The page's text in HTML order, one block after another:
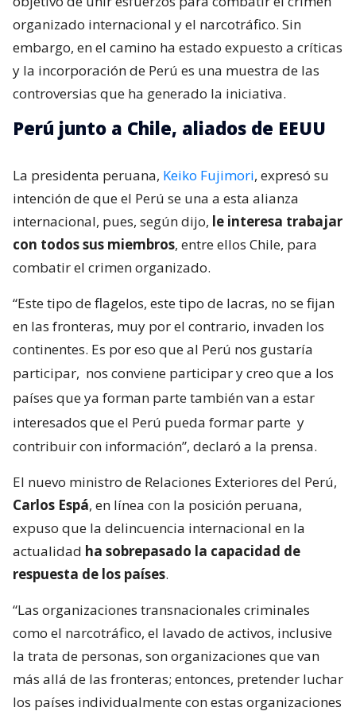
organizado internacional y el narcotráfico. Sin
embargo, en el camino ha estado expuesto a críticas
y la incorporación de Perú es una muestra de las
controversias que ha generado la iniciativa.
Perú junto a Chile, aliados de EEUU
La presidenta peruana, Keiko Fujimori, expresó su
intención de que el Perú se una a esta alianza
internacional, pues, según dijo, le interesa trabajar
con todos sus miembros, entre ellos Chile, para
combatir el crimen organizado.
“Este tipo de flagelos, este tipo de lacras, no se fijan
en las fronteras, muy por el contrario, invaden los
continentes. Es por eso que al Perú nos gustaría
participar, nos conviene participar y creo que a los
países que ya forman parte también van a estar
interesados que el Perú pueda formar parte y
contribuir con información”, declaró a la prensa.
El nuevo ministro de Relaciones Exteriores del Perú,
Carlos Espá, en línea con la posición peruana,
expuso que la delincuencia internacional en la
actualidad ha sobrepasado la capacidad de
respuesta de los países.
“Las organizaciones transnacionales criminales
como el narcotráfico, el lavado de activos, inclusive
la trata de personas, son organizaciones que van
más allá de las fronteras; entonces, pretender luchar
los países individualmente con estas organizaciones